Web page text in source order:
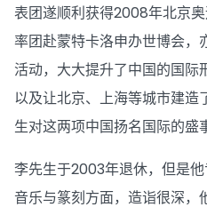
表团遂顺利获得2008年北京
率团赴蒙特卡洛申办世博会，
活动，大大提升了中国的国际
以及让北京、上海等城市建
生对这两项中国扬名国际的盛
李先生于2003年退休，但是
音乐与篆刻方面，造诣很深